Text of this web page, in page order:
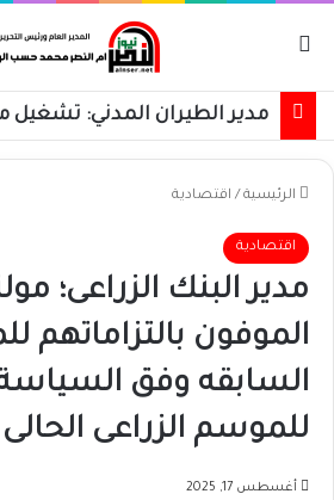
الرئيسية / اقتصادية
اقتصادية
مدير البنك الزراعى؛
الموفون بالتزاماتهم
السابقه وفق السياسة
للموسم الزراعى الحالى
أغسطس 17, 2025